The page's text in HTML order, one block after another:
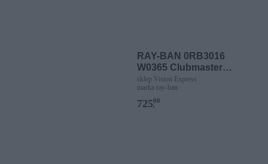
RAY-BAN 0RB3016
W0365 Clubmaster
Classic
sklep Vision Express
marka ray-ban
725,
00